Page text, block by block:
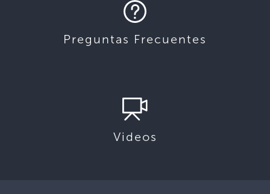
Preguntas Frecuentes
Videos